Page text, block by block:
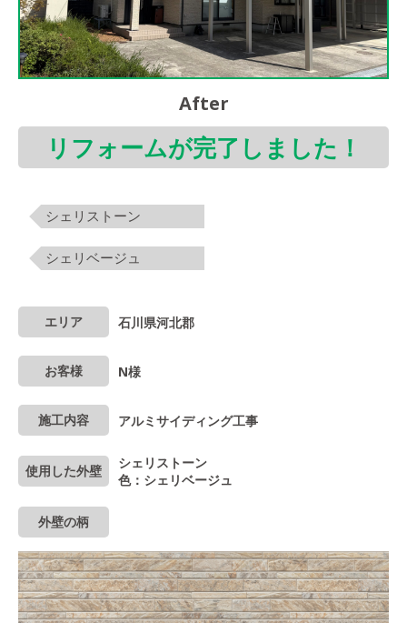
After
リフォームが完了しました！
シェリストーン
シェリベージュ
エリア 石川県河北郡
お客様 N様
施工内容 アルミサイディング工事
使用した外壁
シェリストーン
色：シェリベージュ
外壁の柄